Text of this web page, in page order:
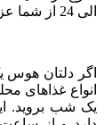
الی 24 از شما عزیزان پذیرایی می‌کند.
اگر دلتان هوس
انواع غذاهای
یک شب بروید.